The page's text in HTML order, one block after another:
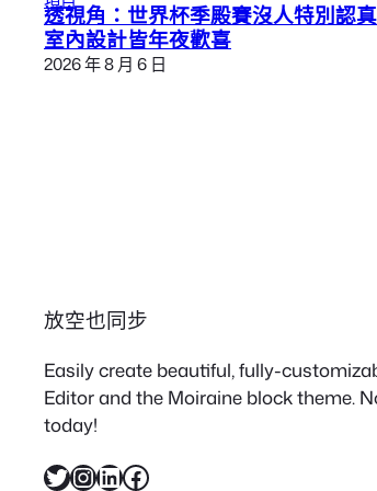
透視角：世界杯季殿賽沒人特別認
室內設計皆年夜歡喜
2026 年 8 月 6 日
放空也同步
Easily create beautiful, fully-
Editor and the Moiraine block theme.
today!
X InstagramLinkedIn Facebook